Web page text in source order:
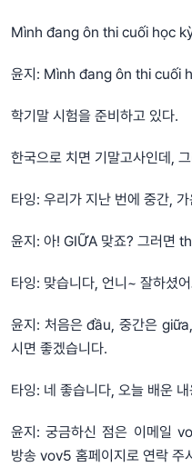
Mình đang ôn thi cuối học
윤지: Mình đang ôn thi cuối
학기말 시험을 준비하고 있다.
한국으로 치면 기말고사인데,
타잉: 우리가 지난 번에 중간,
윤지: 아! GIỮA 맞죠? 그러면
타잉: 맞습니다, 언니~ 잘하셨
윤지: 처음은 đầu, 중간은
시면 좋겠습니다.
타잉: 네 좋습니다, 오늘 배운
윤지: 궁금하신 점은 이메일
방송 vov5 홈페이지로 연락 주